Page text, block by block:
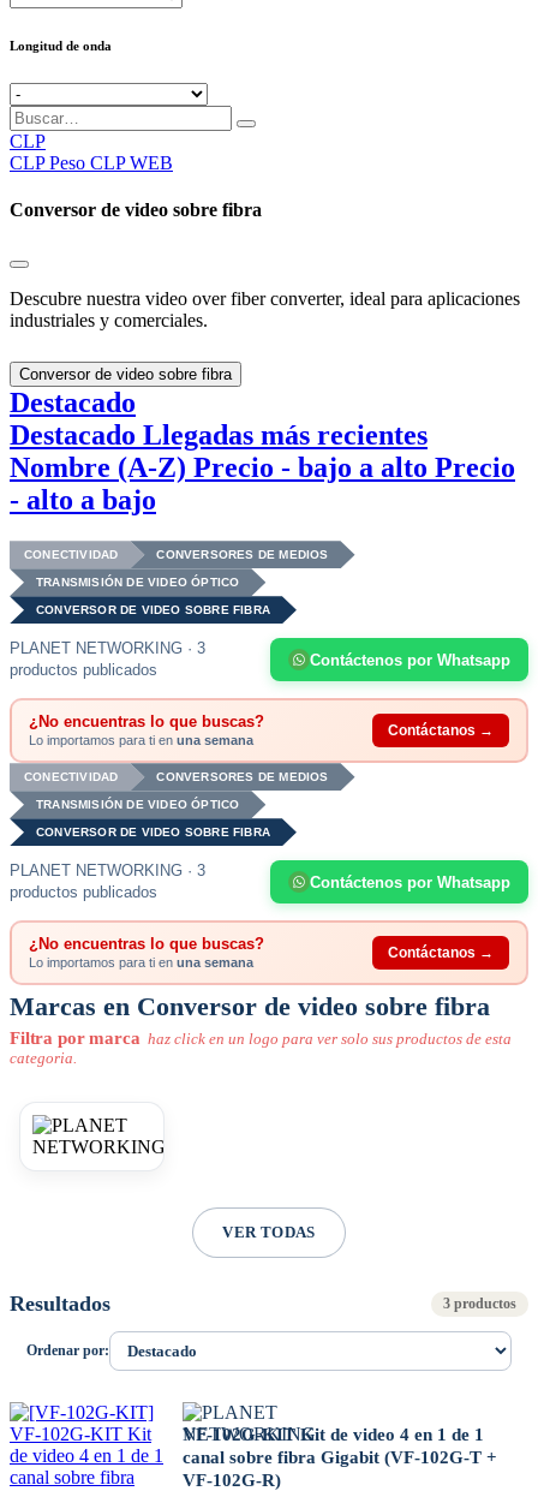
Longitud de onda
CLP
CLP Peso CLP WEB
Conversor de video sobre fibra
Descubre nuestra video over fiber converter, ideal para aplicaciones
industriales y comerciales.
Conversor de video sobre fibra
Destacado
Destacado Llegadas más recientes
Nombre (A-Z) Precio - bajo a alto Precio
- alto a bajo
CONECTIVIDAD CONVERSORES DE MEDIOS
TRANSMISIÓN DE VIDEO ÓPTICO
CONVERSOR DE VIDEO SOBRE FIBRA
PLANET NETWORKING · 3
productos publicados
Contáctenos por Whatsapp
¿No encuentras lo que buscas?
Lo importamos para ti en una semana
Contáctanos →
CONECTIVIDAD CONVERSORES DE MEDIOS
TRANSMISIÓN DE VIDEO ÓPTICO
CONVERSOR DE VIDEO SOBRE FIBRA
PLANET NETWORKING · 3
productos publicados
Contáctenos por Whatsapp
¿No encuentras lo que buscas?
Lo importamos para ti en una semana
Contáctanos →
Marcas en Conversor de video sobre fibra
Filtra por marca haz click en un logo para ver solo sus productos de esta
categoria.
VER TODAS
Resultados 3 productos
Ordenar por:
VF-102G-KIT Kit de video 4 en 1 de 1
canal sobre fibra Gigabit (VF-102G-T +
VF-102G-R)